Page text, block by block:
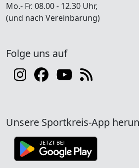
Mo.- Fr. 08.00 - 12.30 Uhr,
(und nach Vereinbarung)
Folge uns auf
Unsere Sportkreis-App